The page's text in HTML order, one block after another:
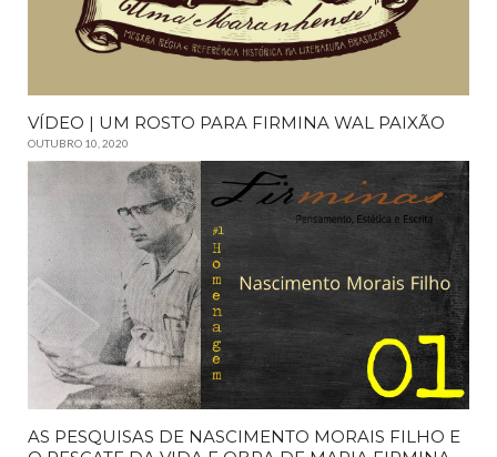
VÍDEO | UM ROSTO PARA FIRMINA WAL PAIXÃO
OUTUBRO 10, 2020
AS PESQUISAS DE NASCIMENTO MORAIS FILHO E